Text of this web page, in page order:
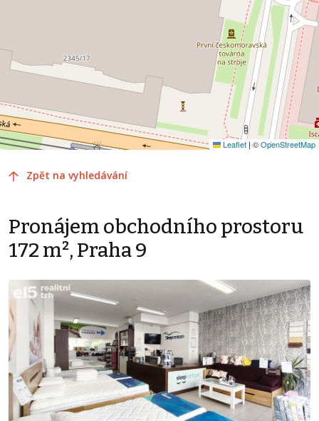
Leaflet |©OpenStreetMap
Zpět na vyhledávání
Pronájem obchodního prostoru
172 m², Praha 9